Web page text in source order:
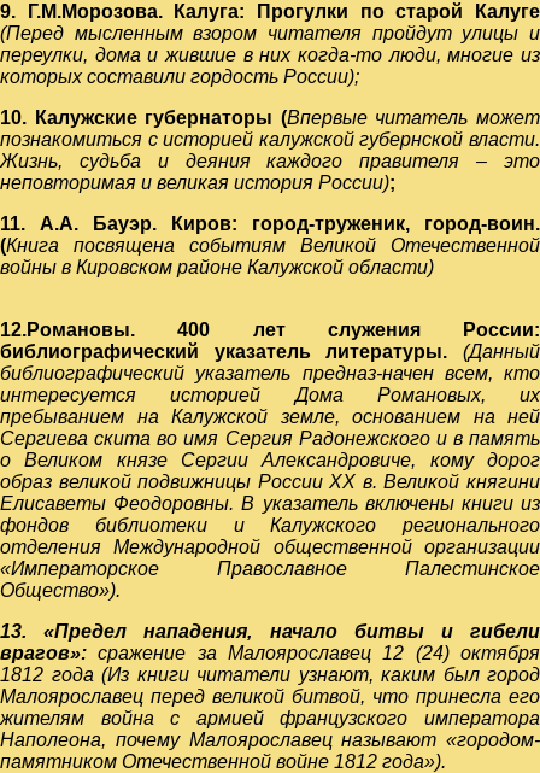
9. Г.М.Морозова. Калуга: Прогулки по старой Калуге
(Перед мысленным взором читателя пройдут улицы и
переулки, дома и жившие в них когда-то люди, многие из
которых составили гордость России);
10. Калужские губернаторы (Впервые читатель может
познакомиться с историей калужской губернской власти.
Жизнь, судьба и деяния каждого правителя – это
неповторимая и великая история России);
11. А.А. Бауэр. Киров: город-труженик, город-воин.
(Книга посвящена событиям Великой Отечественной
войны в Кировском районе Калужской области)
12.Романовы. 400 лет служения России:
библиографический указатель литературы. (Данный
библиографический указатель предназ-начен всем, кто
интересуется историей Дома Романовых, их
пребыванием на Калужской земле, основанием на ней
Сергиева скита во имя Сергия Радонежского и в память
о Великом князе Сергии Александровиче, кому дорог
образ великой подвижницы России ХХ в. Великой княгини
Елисаветы Феодоровны. В указатель включены книги из
фондов библиотеки и Калужского регионального
отделения Международной общественной организации
«Императорское Православное Палестинское
Общество»).
13. «Предел нападения, начало битвы и гибели
врагов»: сражение за Малоярославец 12 (24) октября
1812 года (Из книги читатели узнают, каким был город
Малоярославец перед великой битвой, что принесла его
жителям война с армией французского императора
Наполеона, почему Малоярославец называют «городом-
памятником Отечественной войне 1812 года»).